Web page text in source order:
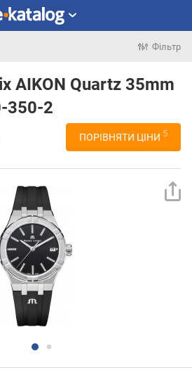
Фільтр
AIKON Quartz 35mm
350-2
ПОРІВНЯТИ ЦІНИ 5